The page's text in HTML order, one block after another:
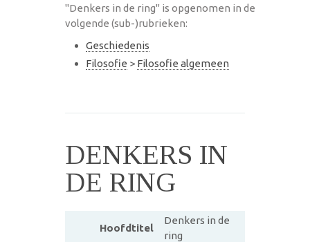
"Denkers in de ring" is opgenomen in de
volgende (sub-)rubrieken:
Geschiedenis
Filosofie > Filosofie algemeen
DENKERS IN
DE RING
Hoofdtitel
Denkers in de
ring